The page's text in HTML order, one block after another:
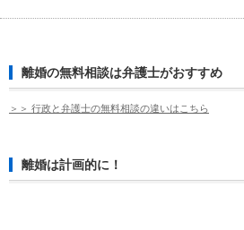
離婚の無料相談は弁護士がおすすめ
＞＞ 行政と弁護士の無料相談の違いはこちら
離婚は計画的に！